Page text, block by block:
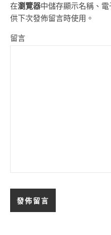
在瀏覽器中儲存顯示名稱、
供下次發佈留言時使用。
留言